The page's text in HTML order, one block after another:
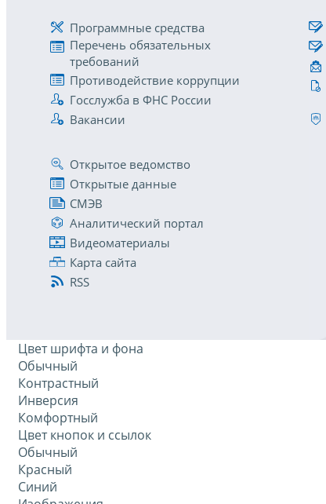
Программные средства
Перечень обязательных
требований
Противодействие коррупции
Госслужба в ФНС России
Вакансии
Открытое ведомство
Открытые данные
СМЭВ
Аналитический портал
Видеоматериалы
Карта сайта
RSS
Цвет шрифта и фона
Обычный
Контрастный
Инверсия
Комфортный
Цвет кнопок и ссылок
Обычный
Красный
Синий